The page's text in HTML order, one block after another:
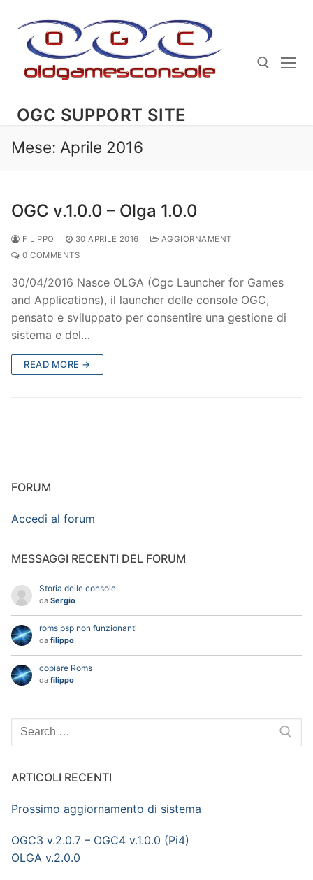
content
OGC SUPPORT SITE
Search for:
Mese: Aprile 2016
OGC v.1.0.0 – Olga 1.0.0
FILIPPO 30 APRILE 2016
AGGIORNAMENTI
0 COMMENTS
30/04/2016 Nasce OLGA (Ogc Launcher for Games
and Applications), il launcher delle console OGC,
pensato e sviluppato per consentire una gestione di
sistema e del…
READ MORE →
FORUM
Accedi al forum
MESSAGGI RECENTI DEL FORUM
Storia delle console
da Sergio
roms psp non funzionanti
da filippo
copiare Roms
da filippo
Search
for:
ARTICOLI RECENTI
Prossimo aggiornamento di sistema
OGC3 v.2.0.7 – OGC4 v.1.0.0 (Pi4)
OLGA v.2.0.0